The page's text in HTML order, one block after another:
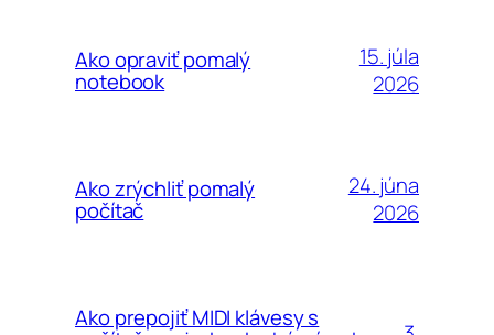
Ako opraviť pomalý
notebook
15. júla
2026
Ako zrýchliť pomalý
počítač
24. júna
2026
Ako prepojiť MIDI klávesy s